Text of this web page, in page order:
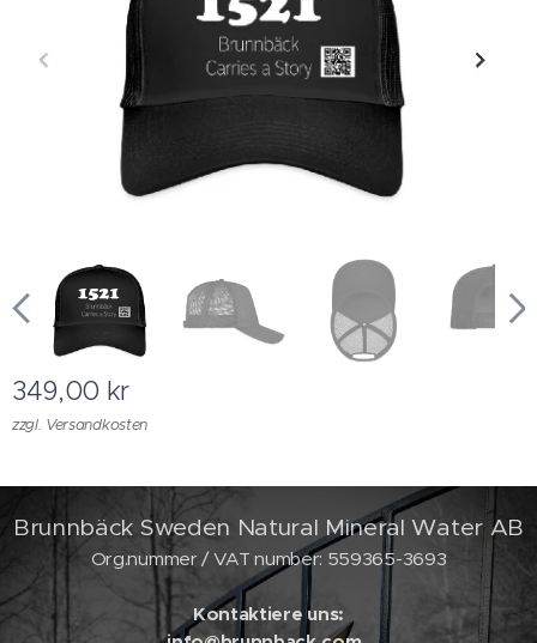
349,00 kr
zzgl. Versandkosten
Brunnbäck Sweden Natural Mineral Water AB
Org.nummer / VAT number: 559365-3693
Kontaktiere uns: